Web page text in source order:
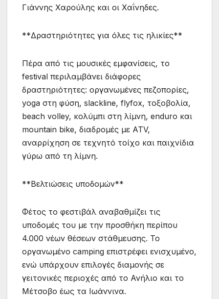
Γιάννης Χαρούλης και οι Χαΐνηδες.
**Δραστηριότητες για όλες τις ηλικίες**
Πέρα από τις μουσικές εμφανίσεις, το
festival περιλαμβάνει διάφορες
δραστηριότητες: οργανωμένες πεζοπορίες,
yoga στη φύση, slackline, flyfox, τοξοβολία,
beach volley, κολύμπι στη λίμνη, enduro και
mountain bike, διαδρομές με ATV,
αναρρίχηση σε τεχνητό τοίχο και παιχνίδια
γύρω από τη λίμνη.
**Βελτιώσεις υποδομών**
Φέτος το φεστιβάλ αναβαθμίζει τις
υποδομές του με την προσθήκη περίπου
4.000 νέων θέσεων στάθμευσης. Το
οργανωμένο camping επιστρέφει ενισχυμένο,
ενώ υπάρχουν επιλογές διαμονής σε
γειτονικές περιοχές από το Ανήλιο και το
Μέτσοβο έως τα Ιωάννινα.